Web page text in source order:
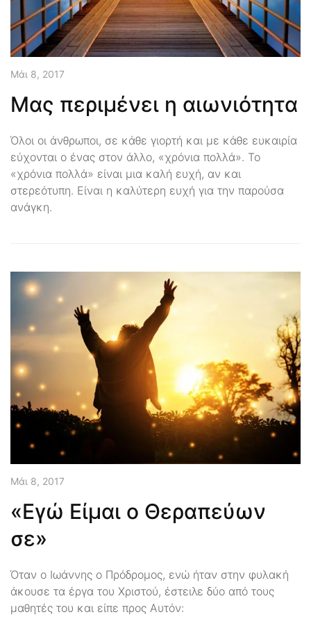
Μάι 8, 2017
Μας περιμένει η αιωνιότητα
Όλοι οι άνθρωποι, σε κάθε γιορτή και με κάθε ευκαιρία
εύχονται ο ένας στον άλλο, «χρόνια πολλά». Το
«χρόνια πολλά» είναι μια καλή ευχή, αν και
στερεότυπη. Είναι η καλύτερη ευχή για την παρούσα
ανάγκη.
Μάι 8, 2017
«Εγώ Είμαι ο Θεραπεύων
σε»
Όταν ο Ιωάννης ο Πρόδρομος, ενώ ήταν στην φυλακή
άκουσε τα έργα του Χριστού, έστειλε δύο από τους
μαθητές του και είπε προς Αυτόν: